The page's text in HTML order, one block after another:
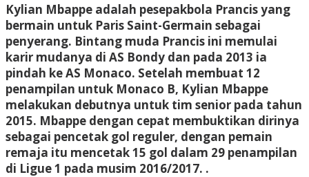
Kylian Mbappe adalah pesepakbola Prancis yang
bermain untuk Paris Saint-Germain sebagai
penyerang. Bintang muda Prancis ini memulai
karir mudanya di AS Bondy dan pada 2013 ia
pindah ke AS Monaco. Setelah membuat 12
penampilan untuk Monaco B, Kylian Mbappe
melakukan debutnya untuk tim senior pada tahun
2015. Mbappe dengan cepat membuktikan dirinya
sebagai pencetak gol reguler, dengan pemain
remaja itu mencetak 15 gol dalam 29 penampilan
di Ligue 1 pada musim 2016/2017. .